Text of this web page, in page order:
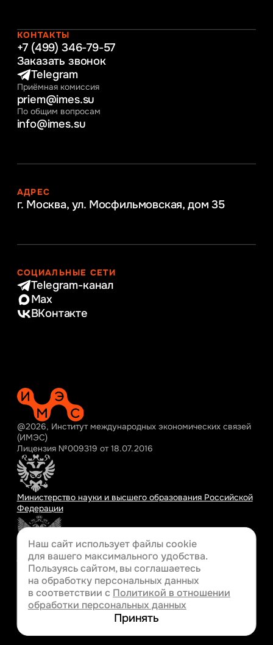
Интернет-маркетинг
КОНТАКТЫ
+7 (499) 346-79-57
Заказать звонок
Telegram
Приёмная комиссия
priem@imes.su
По общим вопросам
info@imes.su
АДРЕС
г. Москва, ул. Мосфильмовская, дом 35
СОЦИАЛЬНЫЕ СЕТИ
Telegram-канал
Max
ВКонтакте
@2026, Институт международных экономических связей
(ИМЭС)
Лицензия №009319 от 18.07.2016
Министерство науки и высшего образования Российской
Федерации
Министерство просвещения Российской Федерации
Разработка сайта
Наш сайт использует файлы cookie
для вашего максимального удобства.
Пользуясь сайтом, вы соглашаетесь
на обработку персональных данных
в соответствии с Политикой в отношении
обработки персональных данных
Принять